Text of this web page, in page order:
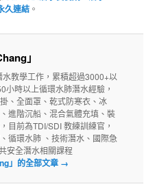
久連結 。
」
教學工作，累積超過3000+以
小時以上循環水肺潛水經驗，
、全面罩、乾式防寒衣、冰
進階沉船、混合氣體充填、裝
目前為TDI/SDI 教練訓練官，
循環水肺 、技術潛水、國際急
安全潛水相關課程
」的全部文章 →